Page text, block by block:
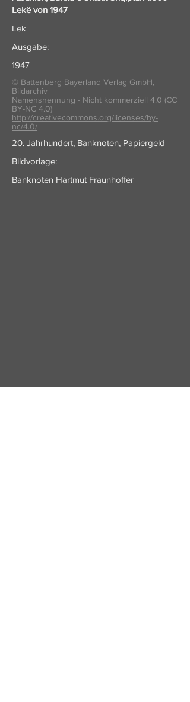
Lekë von 1947
Lek
Ausgabe:
1947
© Battenberg Bayerland Verlag GmbH,
Bildarchiv
Namensnennung - Nicht kommerziell 4.0 (CC
BY-NC 4.0)
http://creativecommons.org/licenses/by-
nc/4.0/
20. Jahrhundert, Banknoten, Papiergeld
Bildvorlage:
Banknoten Hartmut Fraunhoffer